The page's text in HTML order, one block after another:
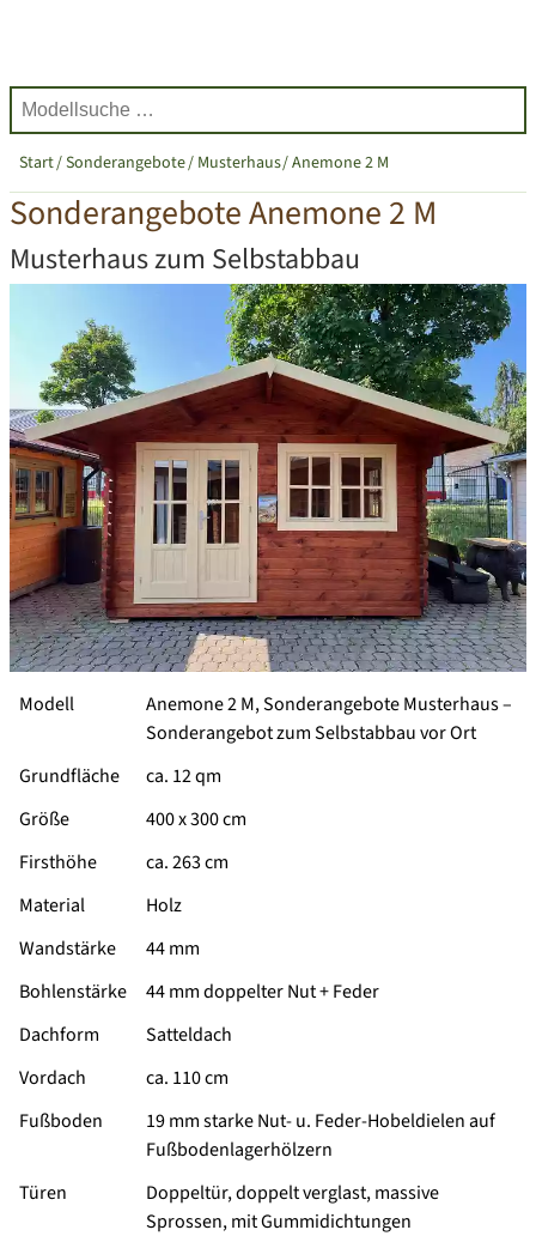
Start Sonderangebote Musterhaus Anemone 2 M
Sonderangebote Anemone 2 M
Musterhaus zum Selbstabbau
Modell
Anemone 2 M, Sonderangebote Musterhaus –
Sonderangebot zum Selbstabbau vor Ort
Grundfläche
ca. 12 qm
Größe
400 x 300 cm
Firsthöhe
ca. 263 cm
Material
Holz
Wandstärke
44 mm
Bohlenstärke
44 mm doppelter Nut + Feder
Dachform
Satteldach
Vordach
ca. 110 cm
Fußboden
19 mm starke Nut- u. Feder-Hobeldielen auf
Fußbodenlagerhölzern
Türen
Doppeltür, doppelt verglast, massive
Sprossen, mit Gummidichtungen